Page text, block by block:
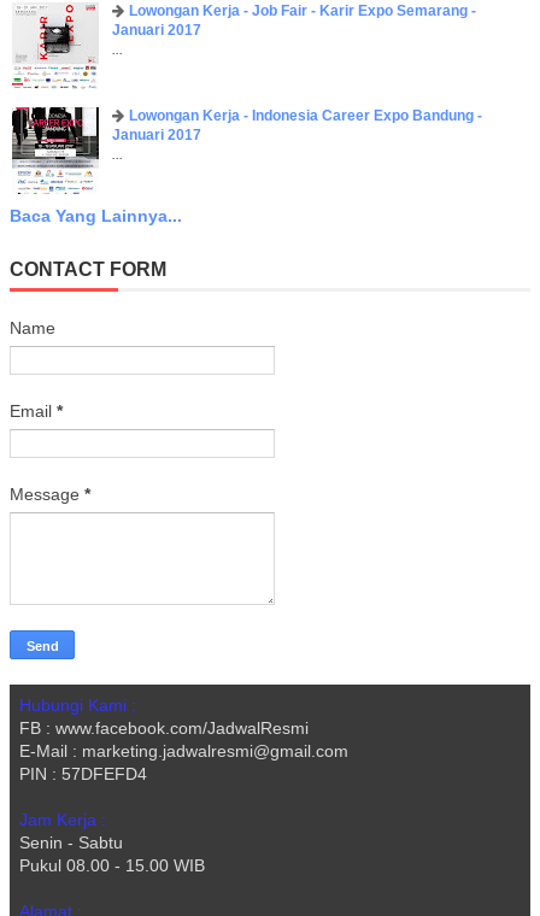
Lowongan Kerja - Job Fair - Karir Expo Semarang -
Januari 2017
Lowongan Kerja - Indonesia Career Expo Bandung -
Januari 2017
Baca Yang Lainnya...
CONTACT FORM
Name
Email *
Message *
Hubungi Kami :
FB : www.facebook.com/JadwalResmi
E-Mail : marketing.jadwalresmi@gmail.com
PIN : 57DFEFD4
Jam Kerja :
Senin - Sabtu
Pukul 08.00 - 15.00 WIB
Alamat :